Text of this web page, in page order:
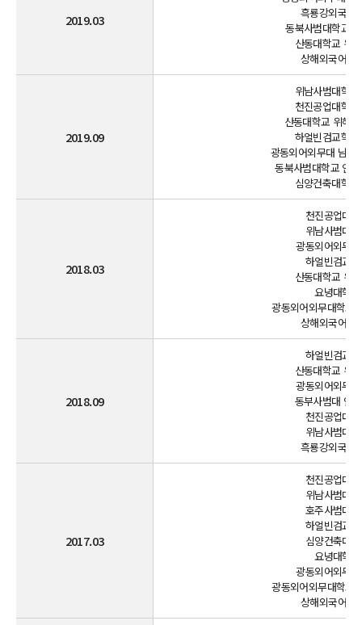
2019.03
흑룡강외국어
동북사범대학교
산동대학교 위
상해외국어대
2019.09
위남사범대학
천진공업대학
산동대학교 위해
하얼빈검교학
광동외어외무대 남국
동북사범대학교 인
심양건축대학
2018.03
천진공업대
위남사범대
광동외어외무
하얼빈검교
산동대학교 위
요녕대학
광동외어외무대학교
상해외국어대
2018.09
하얼빈검교
산동대학교 위
광동외어외무
동부사범대 인
천진공업대
위남사범대
흑룡강외국어
2017.03
천진공업대
위남사범대
호주사범대
하얼빈검교
심양건축대
요녕대학
광동외어외무
광동외어외무대학교
상해외국어대